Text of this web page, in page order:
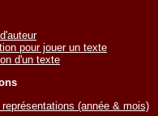
pour jouer un texte
d'un texte
(année & mois)